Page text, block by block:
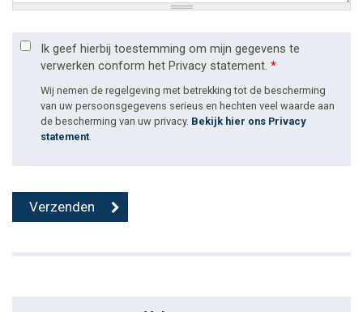
Ik geef hierbij toestemming om mijn gegevens te
verwerken conform het Privacy statement. *
Wij nemen de regelgeving met betrekking tot de bescherming
van uw persoonsgegevens serieus en hechten veel waarde aan
de bescherming van uw privacy. Bekijk hier ons Privacy
statement.